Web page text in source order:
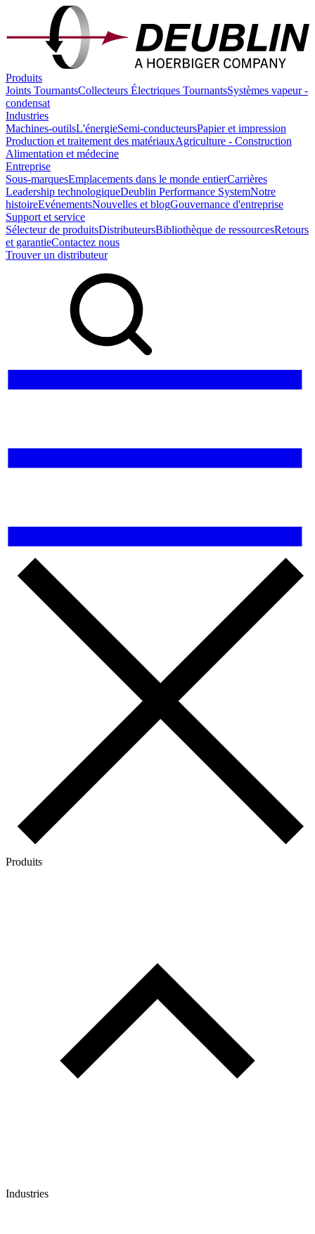
Produits
Joints TournantsCollecteurs Électriques TournantsSystèmes vapeur -
condensat
Industries
Machines-outilsL'énergieSemi-conducteursPapier et impression
Production et traitement des matériauxAgriculture - Construction
Alimentation et médecine
Entreprise
Sous-marquesEmplacements dans le monde entierCarrières
Leadership technologiqueDeublin Performance SystemNotre
histoireEvénementsNouvelles et blogGouvernance d'entreprise
Support et service
Sélecteur de produitsDistributeursBibliothèque de ressourcesRetours
et garantieContactez nous
Trouver un distributeur
Produits
Industries